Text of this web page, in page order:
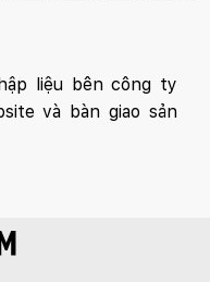
liệu bên công ty
và bàn giao sản